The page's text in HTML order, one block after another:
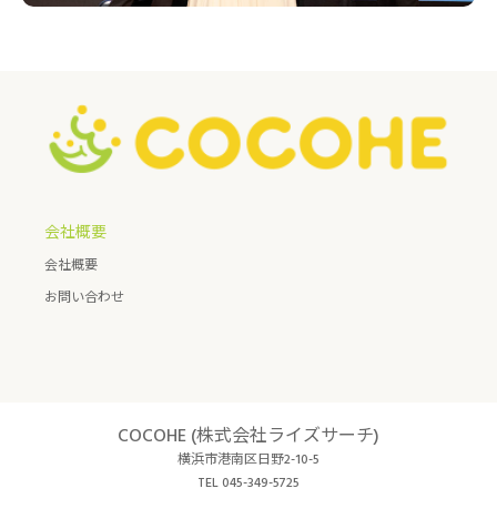
会社概要
会社概要
お問い合わせ
COCOHE (株式会社ライズサーチ)
横浜市港南区日野2-10-5
TEL 045-349-5725